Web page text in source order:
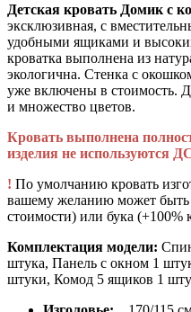
Детская кровать Домик с
эксклюзивная, с
удобными ящиками и
кроватка выполнена из
экологична. Стенка с
уже включены в стоимость.
и множество цветов.
Кровать выполнена
изделия не используются
! По умолчанию кровать
вашему желанию может быть
стоимости) или бука (+100%
Комплектация модели:
штука, Панель с окном 1
штуки, Комод 5 ящиков 1